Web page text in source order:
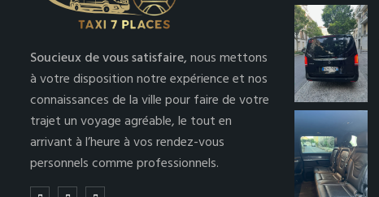
Soucieux de vous satisfaire,nous mettons
à votre disposition notre expérience et nos
connaissances de la ville pour faire de votre
trajet un voyage agréable, le tout en
arrivant à l’heure à vos rendez-vous
personnels comme professionnels.